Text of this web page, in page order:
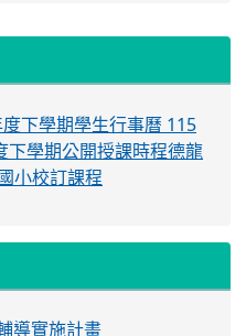
下學期學生行事曆 115
下學期公開授課時程德龍
小校訂課程
導實施計畫